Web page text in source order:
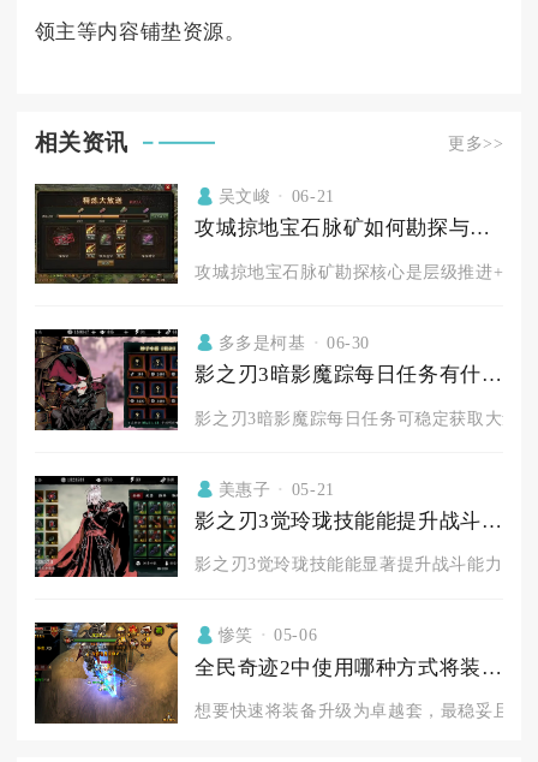
领主等内容铺垫资源。
相关资讯 更多>>
吴文峻 06-21
攻城掠地宝石脉矿如何勘探与开采
攻城掠地宝石脉矿勘探核心是层级推进+单
多多是柯基 06-30
影之刃3暗影魔踪每日任务有什么奖励
影之刃3暗影魔踪每日任务可稳定获取大量
美惠子 05-21
影之刃3觉玲珑技能能提升战斗能力吗
影之刃3觉玲珑技能能显著提升战斗能力，
惨笑 05-06
全民奇迹2中使用哪种方式将装备换为卓越套
想要快速将装备升级为卓越套，最稳妥且高